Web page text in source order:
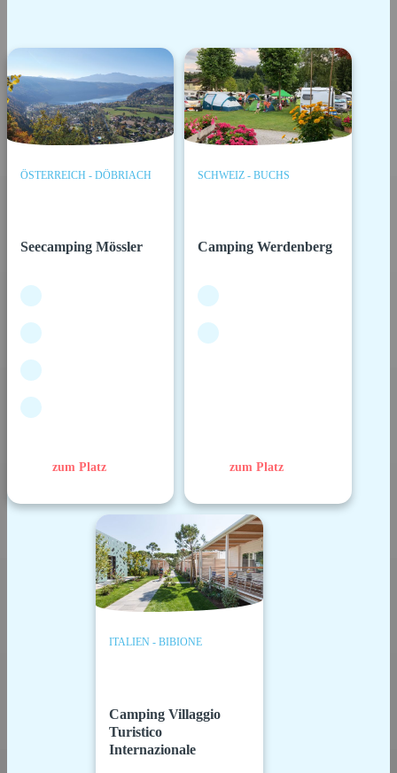
ÖSTERREICH - DÖBRIACH
Seecamping Mössler
zum Platz
SCHWEIZ - BUCHS
Camping Werdenberg
zum Platz
ITALIEN - BIBIONE
Camping Villaggio
Turistico
Internazionale